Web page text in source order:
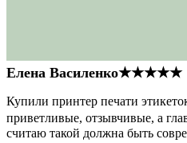
Елена Василенко★★★★★
Купили принтер печати
приветливые, отзывчивые, а
считаю такой должна быть